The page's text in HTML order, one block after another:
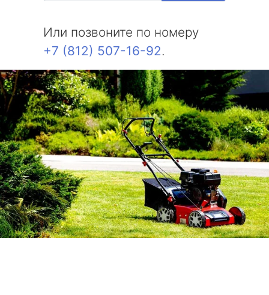
Или позвоните по номеру
+7 (812) 507-16-92.